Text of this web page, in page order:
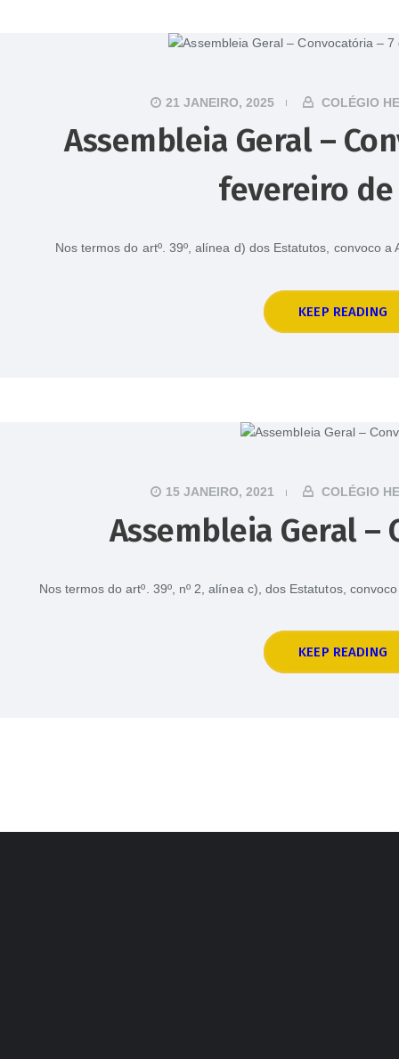
21 JANEIRO, 2025 COLÉGIO
Assembleia Geral –
fevereiro de
Nos termos do artº. 39º, alínea d) dos Estatutos, convoco
KEEP READING
15 JANEIRO, 2021 COLÉGIO
Assembleia Geral –
Nos termos do artº. 39º, nº 2, alínea c), dos Estatutos,
KEEP READING